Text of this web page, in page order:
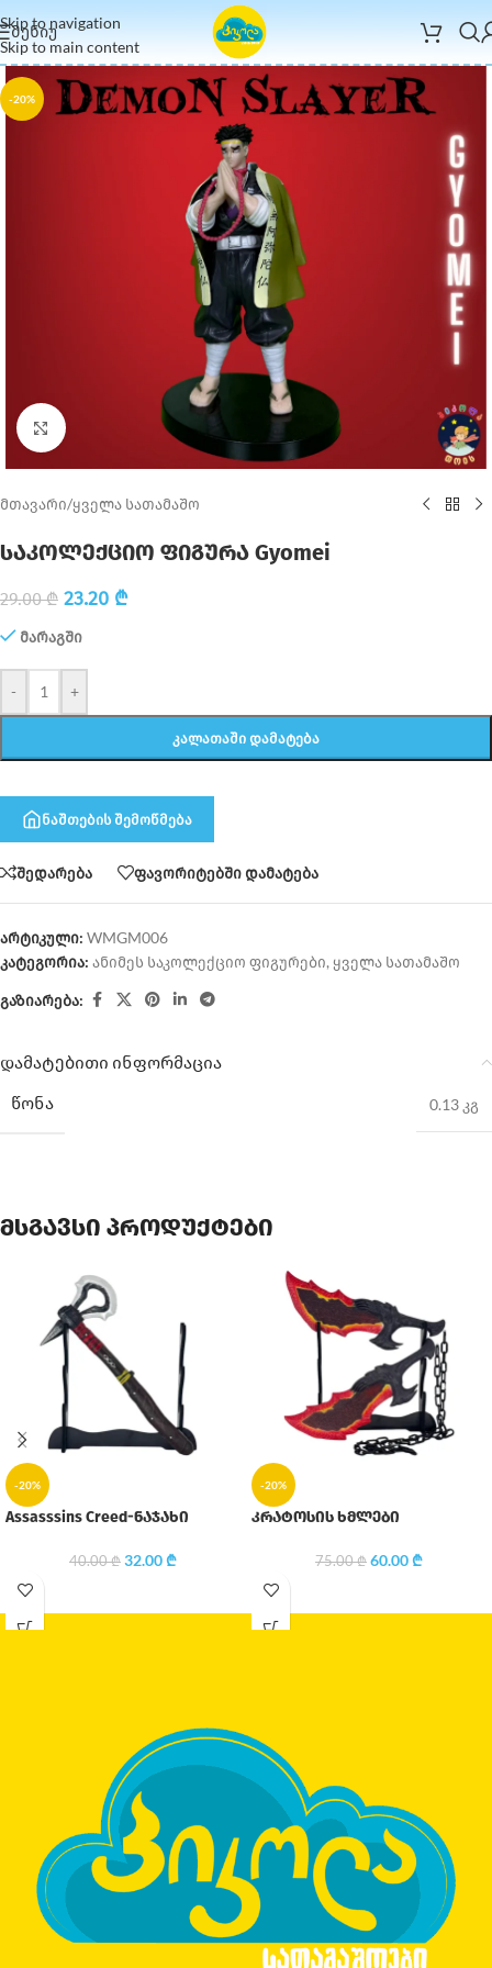
Skip to navigation
Skip to main content
ᲛᲔᲜᲘᲣ
-20%
Click to enlarge
მთავარი/ყველა სათამაშო
საკოლექციო ფიგურა Gyomei
29.00₾ 23.20 ₾
მარაგში
- +
ᲙᲐᲚᲐᲗᲐᲨᲘ ᲓᲐᲛᲐᲢᲔᲑᲐ
ნაშთების შემოწმება
შედარება ფავორიტებში დამატება
არტიკული: WMGM006
კატეგორია: ანიმეს საკოლექციო ფიგურები, ყველა სათამაშო
გაზიარება:
დამატებითი ინფორმაცია
ᲬᲝᲜᲐ
0.13 კგ
მსგავსი პროდუქტები
-20%
Assasssins Creed-ნაჯახი
40.00₾ 32.00₾
-20%
კრატოსის ხმლები
75.00₾ 60.00₾